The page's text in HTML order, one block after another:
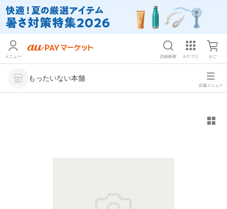
メニュー 詳細検索 カテゴリ かご
もったいない本舗
店舗メニュー